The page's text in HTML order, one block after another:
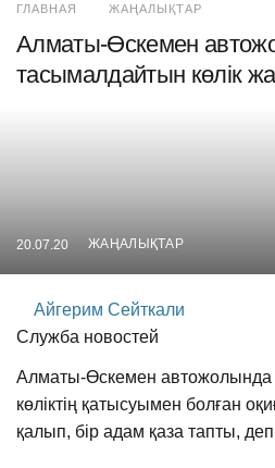
ГЛАВНАЯ ЖАҢАЛЫҚТАР
Алматы-Өскемен
тасымалдайтын көлік
20.07.20 ЖАҢАЛЫҚТАР
Айгерим Сейткали
Служба новостей
Алматы-Өскемен автожолында
көліктің қатысуымен болған
қалып, бір адам қаза тапты,